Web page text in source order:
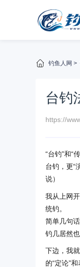
钓鱼人网 >
台钓
https://
“台钓”和“
台钓，更“
说）
我从上网
统钓。
简单几句
钓几居然
下边，我
的“定论”和